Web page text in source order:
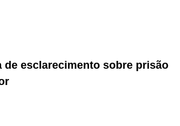
de esclarecimento sobre prisão